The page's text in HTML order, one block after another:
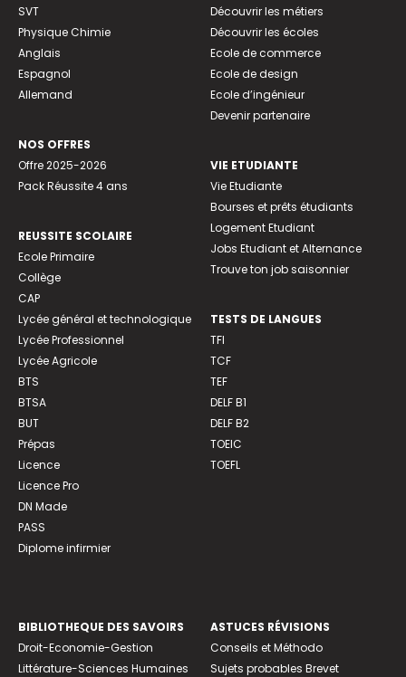
SVT
Physique Chimie
Anglais
Espagnol
Allemand
NOS OFFRES
Offre 2025-2026
Pack Réussite 4 ans
REUSSITE SCOLAIRE
Ecole Primaire
Collège
CAP
Lycée général et technologique
Lycée Professionnel
Lycée Agricole
BTS
BTSA
BUT
Prépas
Licence
Licence Pro
DN Made
PASS
Diplome infirmier
Découvrir les métiers
Découvrir les écoles
Ecole de commerce
Ecole de design
Ecole d’ingénieur
Devenir partenaire
VIE ETUDIANTE
Vie Etudiante
Bourses et prêts étudiants
Logement Etudiant
Jobs Etudiant et Alternance
Trouve ton job saisonnier
TESTS DE LANGUES
TFI
TCF
TEF
DELF B1
DELF B2
TOEIC
TOEFL
BIBLIOTHEQUE DES SAVOIRS
Droit-Economie-Gestion
Littérature-Sciences Humaines
ASTUCES RÉVISIONS
Conseils et Méthodo
Sujets probables Brevet